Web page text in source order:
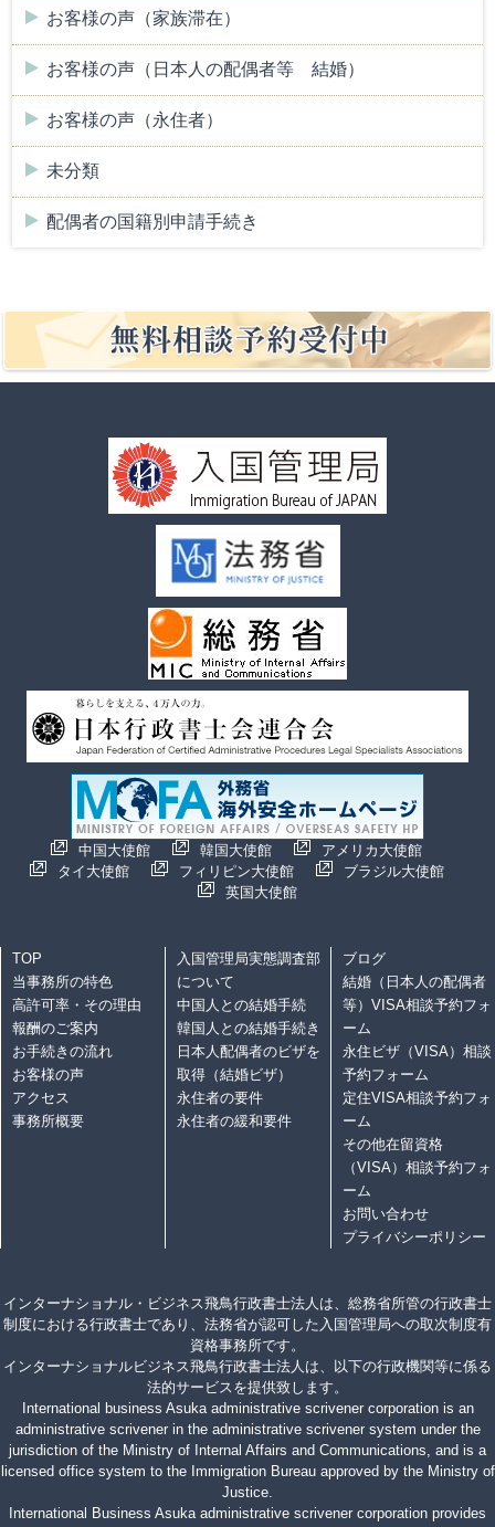
お客様の声（家族滞在）
お客様の声（日本人の配偶者等 結婚）
お客様の声（永住者）
未分類
配偶者の国籍別申請手続き
中国大使館 韓国大使館
アメリカ大使館
タイ大使館
フィリピン大使館
ブラジル大使館
英国大使館
TOP
当事務所の特色
高許可率・その理由
報酬のご案内
お手続きの流れ
お客様の声
アクセス
事務所概要
入国管理局実態調査部
について
中国人との結婚手続
韓国人との結婚手続き
日本人配偶者のビザを
取得（結婚ビザ）
永住者の要件
永住者の緩和要件
ブログ
結婚（日本人の配偶者
等）VISA相談予約フォ
ーム
永住ビザ（VISA）相談
予約フォーム
定住VISA相談予約フォ
ーム
その他在留資格
（VISA）相談予約フォ
ーム
お問い合わせ
プライバシーポリシー
インターナショナル・ビジネス飛鳥行政書士法人は、総務省所管の行政書士
制度における行政書士であり、法務省が認可した入国管理局への取次制度有
資格事務所です。
インターナショナルビジネス飛鳥行政書士法人は、以下の行政機関等に係る
法的サービスを提供致します。
International business Asuka administrative scrivener corporation is an
administrative scrivener in the administrative scrivener system under the
jurisdiction of the Ministry of Internal Affairs and Communications, and is a
licensed office system to the Immigration Bureau approved by the Ministry of
Justice.
International Business Asuka administrative scrivener corporation provides